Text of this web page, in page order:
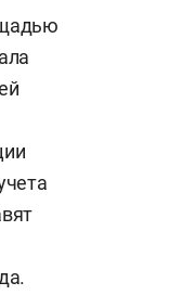
га,
тыс. га,
земель
района
не планируют.